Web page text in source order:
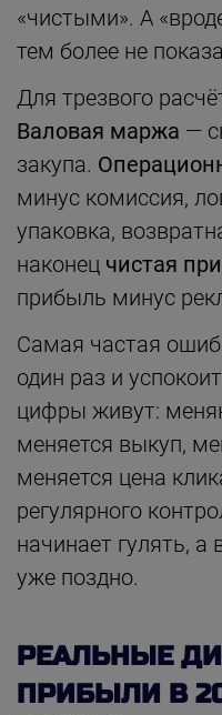
«чистыми». А
тем более не
Для трезвого
Валовая маржа —
закупа.
минус комиссия,
упаковка,
наконец чистая
прибыль минус
Самая частая
один раз и
цифры живут:
меняется выкуп,
меняется цена
регулярного
начинает гулять, а
уже поздно.
РЕАЛЬНЫЕ
ПРИБЫЛИ В